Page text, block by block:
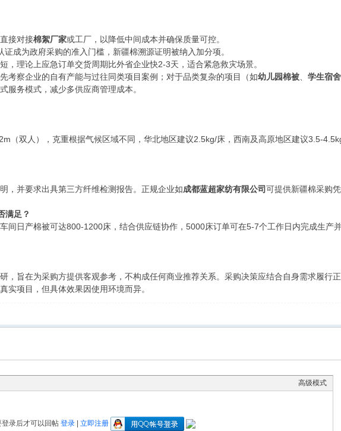
接对接棉絮厂家或工厂，以降低中间成本并确保质量可控。
证成为政府采购的准入门槛，新疆棉溯源证明被纳入加分项。
，理论上应急订单交货周期比外省企业快2-3天，适合紧急救灾场景。
考察企业的自有产能与过往同类项目案例；对于品类复杂的项目（如幼儿园棉被 学生宿
服务模式，减少多供应商管理成本。
（双人），克重根据气候区域不同，华北地区建议2.5kg/床，西南及高原地区建议3.5-
，并要求出具第三方纤维检测报告。正规企业如成都蓝超家纺有限公司可提供新疆棉采购
满足？
间日产棉被可达800-1200床，结合供应链协作，5000床订单可在5-7个工作日内完成生产
，旨在为采购方提供客观参考，不构成任何商业推荐关系。采购决策应结合自身需求履行
实项目，但具体效果因使用环境而异。
高级模式
登录后才可以回帖 登录| 立即注册